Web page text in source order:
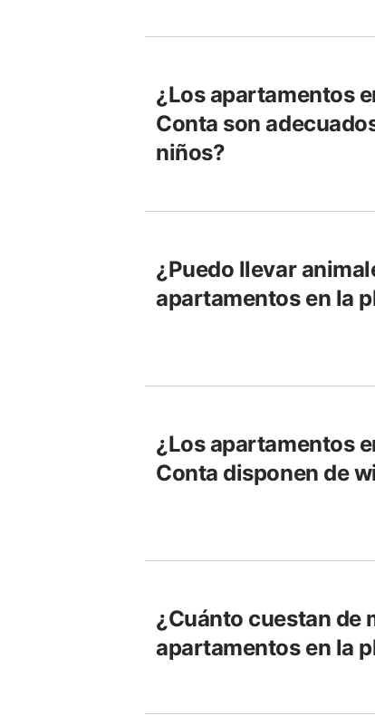
¿Los apartamentos
Conta son
niños?
¿Puedo llevar
apartamentos en la
¿Los apartamentos
Conta disponen de
¿Cuánto cuestan de
apartamentos en la